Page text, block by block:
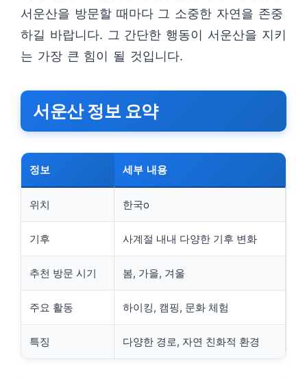
서운산을 방문할 때마다 그 소중한 자연을 존중
하길 바랍니다. 그 간단한 행동이 서운산을 지키
는 가장 큰 힘이 될 것입니다.
서운산 정보 요약
정보 세부 내용
위치 한국o
기후 사계절 내내 다양한 기후 변화
추천 방문 시기 봄, 가을, 겨울
주요 활동 하이킹, 캠핑, 문화 체험
특징 다양한 경로, 자연 친화적 환경